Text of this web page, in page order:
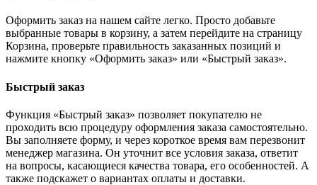
Оформить заказ на нашем сайте легко. Просто добавьте
выбранные товары в корзину, а затем перейдите на страницу
Корзина, проверьте правильность заказанных позиций и
нажмите кнопку «Оформить заказ» или «Быстрый заказ».
Быстрый заказ
Функция «Быстрый заказ» позволяет покупателю не
проходить всю процедуру оформления заказа самостоятельно.
Вы заполняете форму, и через короткое время вам перезвонит
менеджер магазина. Он уточнит все условия заказа, ответит
на вопросы, касающиеся качества товара, его особенностей. А
также подскажет о вариантах оплаты и доставки.